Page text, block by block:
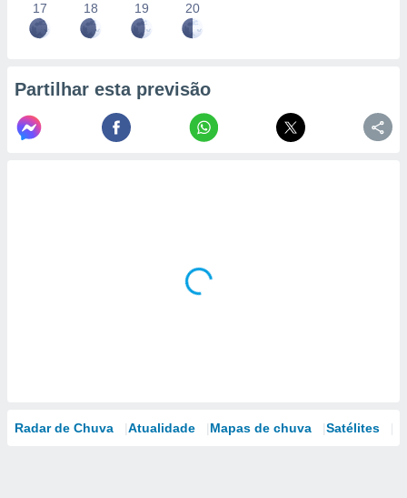
17 18 19 20
Partilhar esta previsão
Radar de Chuva Atualidade Mapas de chuva Satélites